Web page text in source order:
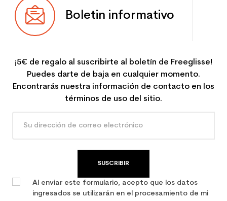
Boletin informativo
¡5€ de regalo al suscribirte al boletín de Freeglisse!
Puedes darte de baja en cualquier momento.
Encontrarás nuestra información de contacto en los
términos de uso del sitio.
SUSCRIBIR
Al enviar este formulario, acepto que los datos
ingresados se utilizarán en el procesamiento de mi